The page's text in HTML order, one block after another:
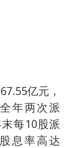
亿元，
年两次派
每10股派
息率高达